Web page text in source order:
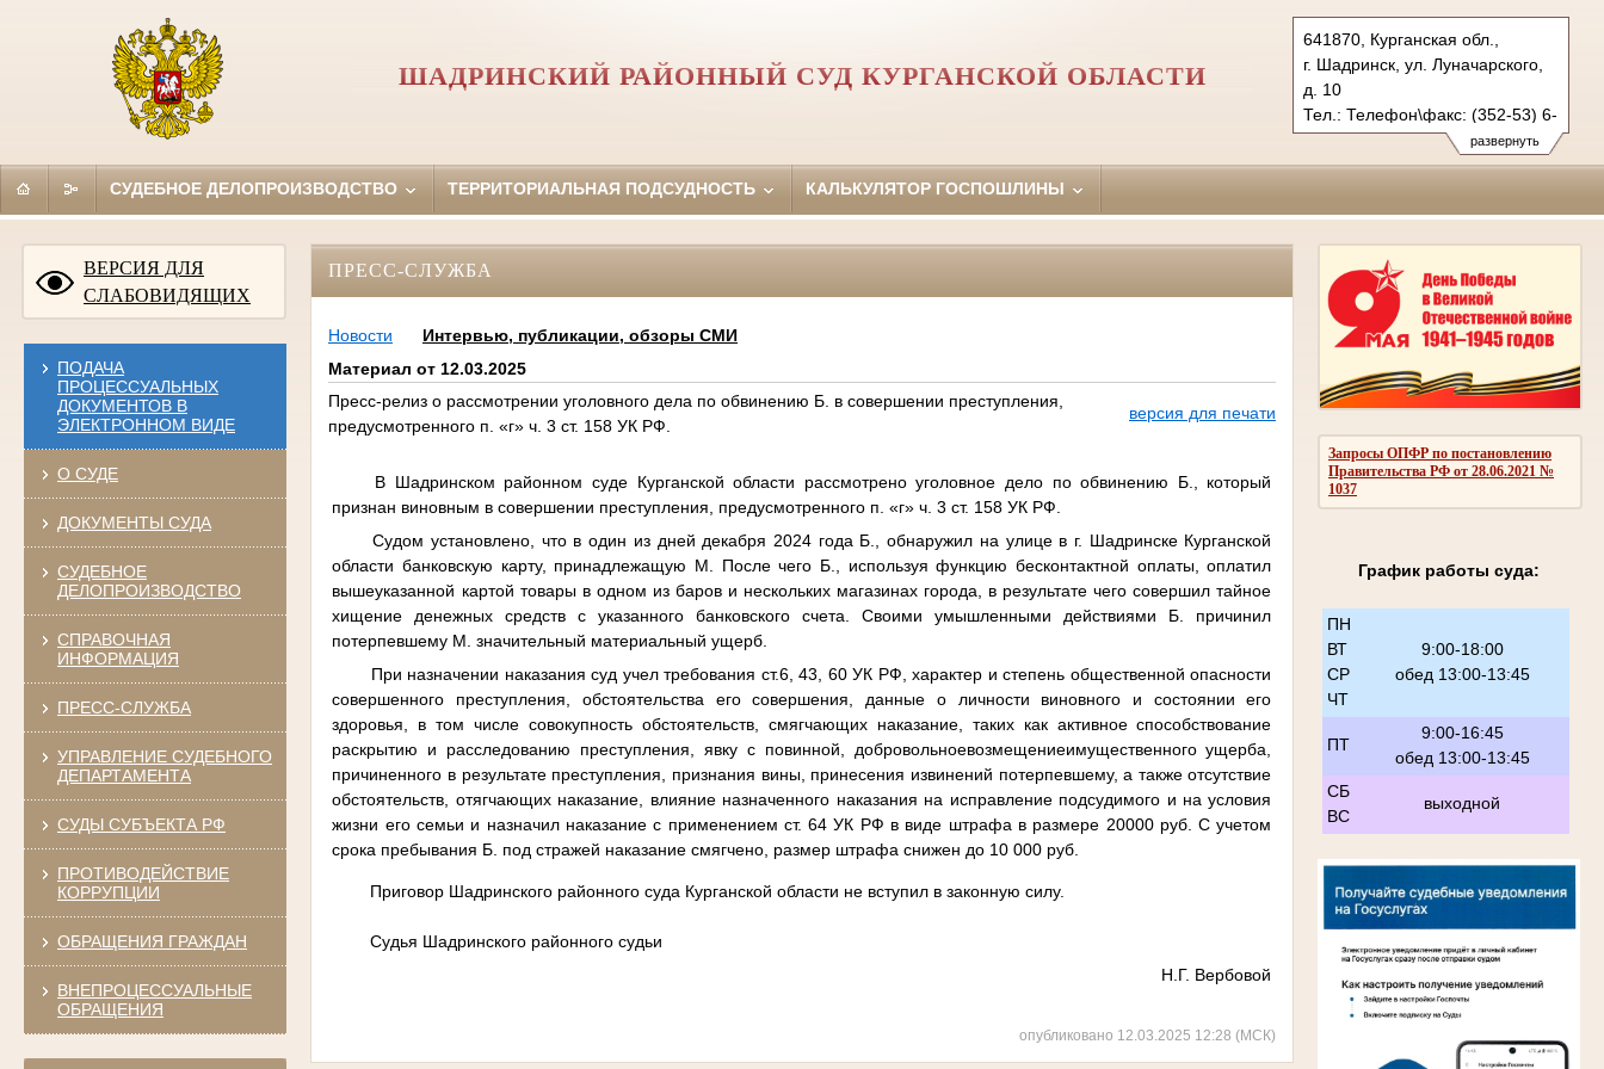
развернуть
641870, Курганская обл.,
г. Шадринск, ул. Луначарского,
д. 10
Тел.: Телефон\факс: (352-53) 6-
19-63
shadrinsky.krg@sudrf.ru
ШАДРИНСКИЙ РАЙОННЫЙ СУД КУРГАНСКОЙ ОБЛАСТИ
СУДЕБНОЕ ДЕЛОПРОИЗВОДСТВО ТЕРРИТОРИАЛЬНАЯ ПОДСУДНОСТЬ КАЛЬКУЛЯТОР ГОСПОШЛИНЫ
ВЕРСИЯ ДЛЯ
СЛАБОВИДЯЩИХ
ПОДАЧА
ПРОЦЕССУАЛЬНЫХ
ДОКУМЕНТОВ В
ЭЛЕКТРОННОМ ВИДЕ
О СУДЕ
ДОКУМЕНТЫ СУДА
СУДЕБНОЕ
ДЕЛОПРОИЗВОДСТВО
СПРАВОЧНАЯ
ИНФОРМАЦИЯ
ПРЕСС-СЛУЖБА
УПРАВЛЕНИЕ СУДЕБНОГО
ДЕПАРТАМЕНТА
СУДЫ СУБЪЕКТА РФ
ПРОТИВОДЕЙСТВИЕ
КОРРУПЦИИ
ОБРАЩЕНИЯ ГРАЖДАН
ВНЕПРОЦЕССУАЛЬНЫЕ
ОБРАЩЕНИЯ
Запросы ОПФР по постановлению
Правительства РФ от 28.06.2021 №
1037
График работы суда:
ПН
ВТ
СР
ЧТ
9:00-18:00
обед 13:00-13:45
ПТ
9:00-16:45
обед 13:00-13:45
СБ
ВС
выходной
ПРЕСС-СЛУЖБА
Новости
Интервью, публикации, обзоры СМИ
Материал от 12.03.2025
Пресс-релиз о рассмотрении уголовного дела по обвинению Б. в совершении преступления,
предусмотренного п. «г» ч. 3 ст. 158 УК РФ.
версия для печати
В Шадринском районном суде Курганской области рассмотрено уголовное дело по обвинению Б., который
признан виновным в совершении преступления, предусмотренного п. «г» ч. 3 ст. 158 УК РФ.
Судом установлено, что в один из дней декабря 2024 года Б., обнаружил на улице в г. Шадринске Курганской
области банковскую карту, принадлежащую М. После чего Б., используя функцию бесконтактной оплаты, оплатил
вышеуказанной картой товары в одном из баров и нескольких магазинах города, в результате чего совершил тайное
хищение денежных средств с указанного банковского счета. Своими умышленными действиями Б. причинил
потерпевшему М. значительный материальный ущерб.
При назначении наказания суд учел требования ст.6, 43, 60 УК РФ, характер и степень общественной опасности
совершенного преступления, обстоятельства его совершения, данные о личности виновного и состоянии его
здоровья, в том числе совокупность обстоятельств, смягчающих наказание, таких как активное способствование
раскрытию и расследованию преступления, явку с повинной, добровольноевозмещениеимущественного ущерба,
причиненного в результате преступления, признания вины, принесения извинений потерпевшему, а также отсутствие
обстоятельств, отягчающих наказание, влияние назначенного наказания на исправление подсудимого и на условия
жизни его семьи и назначил наказание с применением ст. 64 УК РФ в виде штрафа в размере 20000 руб. С учетом
срока пребывания Б. под стражей наказание смягчено, размер штрафа снижен до 10 000 руб.
Приговор Шадринского районного суда Курганской области не вступил в законную силу.
Судья Шадринского районного судьи
Н.Г. Вербовой
опубликовано 12.03.2025 12:28 (МСК)